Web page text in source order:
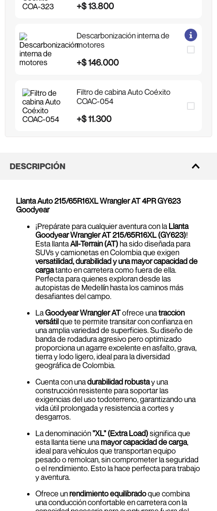
+$13.800
Descarbonización interna de
motores
+$146.000
Filtro de cabina Auto Coéxito
COAC-054
+$11.300
DESCRIPCIÓN
Llanta Auto 215/65R16XL Wrangler AT 4PR GY623
Goodyear
¡Prepárate para cualquier aventura con la Llanta
Goodyear Wrangler AT 215/65R16XL (GY623)!
Esta llantaAll-Terrain (AT)ha sido diseñada para
SUVs y camionetas en Colombia que exigen
versatilidad, durabilidad y una mayor capacidad de
cargatanto en carretera como fuera de ella.
Perfecta para quienes exploran desde las
autopistas de Medellín hasta los caminos más
desafiantes del campo.
LaGoodyear Wrangler ATofrece unatracción
versátilque te permite transitar con confianza en
una amplia variedad de superficies. Su diseño de
banda de rodadura agresivo pero optimizado
proporciona un agarre excelente en asfalto, grava,
tierra y lodo ligero, ideal para la diversidad
geográfica de Colombia.
Cuenta con unadurabilidad robustay una
construcción resistente para soportar las
exigencias del uso todoterreno, garantizando una
vida útil prolongada y resistencia a cortes y
desgarros.
La denominación"XL" (Extra Load)significa que
esta llanta tiene unamayor capacidad de carga,
ideal para vehículos que transportan equipo
pesado o remolcan, sin comprometer la seguridad
o el rendimiento. Esto la hace perfecta para trabajo
y aventura.
Ofrece unrendimiento equilibradoque combina
una conducción confortable en carretera con la